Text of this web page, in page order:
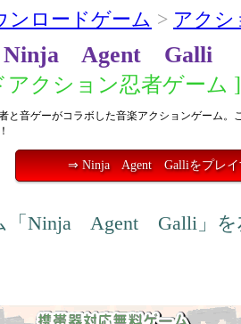
ンロードゲーム > アクシ
Ninja Agent Galli
アクション忍者ゲーム ]
と音ゲーがコラボした音楽アクションゲーム。
⇒ Ninja Agent Galliをプレイ
「Ninja Agent Galli」を